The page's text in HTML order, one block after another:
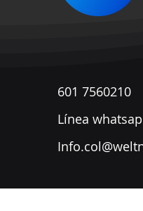
601 7560210
​Línea